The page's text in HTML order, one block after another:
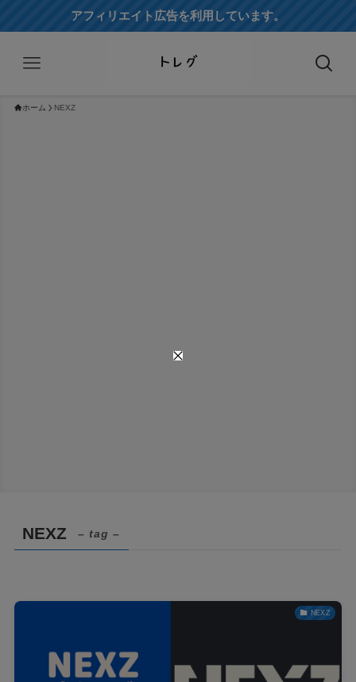
アフィリエイト広告を利用しています。
ホーム NEXZ
NEXZ – tag –
NEXZ